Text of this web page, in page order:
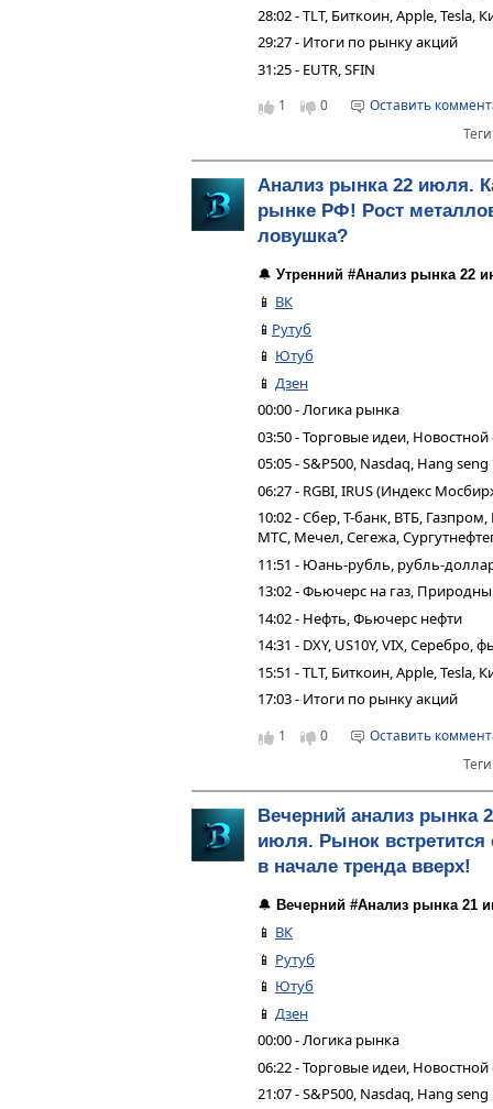
28:02 - TLT, Биткоин, Apple, Tesla,
29:27 - Итоги по рынку акций
31:25 - EUTR, SFIN
1 0
Оставить
Анализ рынка 22 июля.
рынке РФ! Рост
ловушка?
🔔 Утренний #Анализ рынка 22
📱 ВК
📱 Рутуб
📱 Ютуб
📱 Дзен
00:00 - Логика рынка
03:50 - Торговые идеи,
05:05 - S&P500, Nasdaq, Hang seng
06:27 - RGBI, IRUS (Индекс
10:02 - Сбер, Т-банк, ВТБ,
МТС, Мечел, Сегежа,
11:51 - Юань-рубль, рубль-
13:02 - Фьючерс на газ,
14:02 - Нефть, Фьючерс нефти
14:31 - DXY, US10Y, VIX,
15:51 - TLT, Биткоин, Apple, Tesla,
17:03 - Итоги по рынку акций
1 0
Оставить
Вечерний анализ рынка
июля. Рынок
в начале тренда вверх!
🔔 Вечерний #Анализ рынка 21
📱 ВК
📱 Рутуб
📱 Ютуб
📱 Дзен
00:00 - Логика рынка
06:22 - Торговые идеи,
21:07 - S&P500, Nasdaq, Hang seng